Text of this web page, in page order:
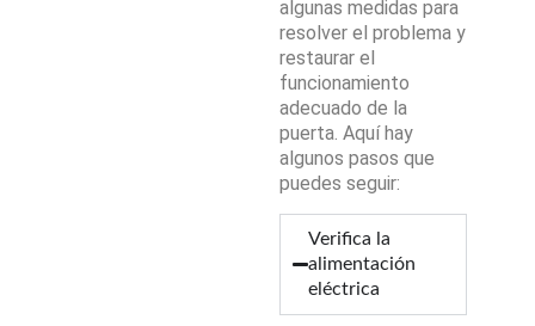
algunas medidas para
resolver el problema y
restaurar el
funcionamiento
adecuado de la
puerta. Aquí hay
algunos pasos que
puedes seguir:
Verifica la
alimentación
eléctrica